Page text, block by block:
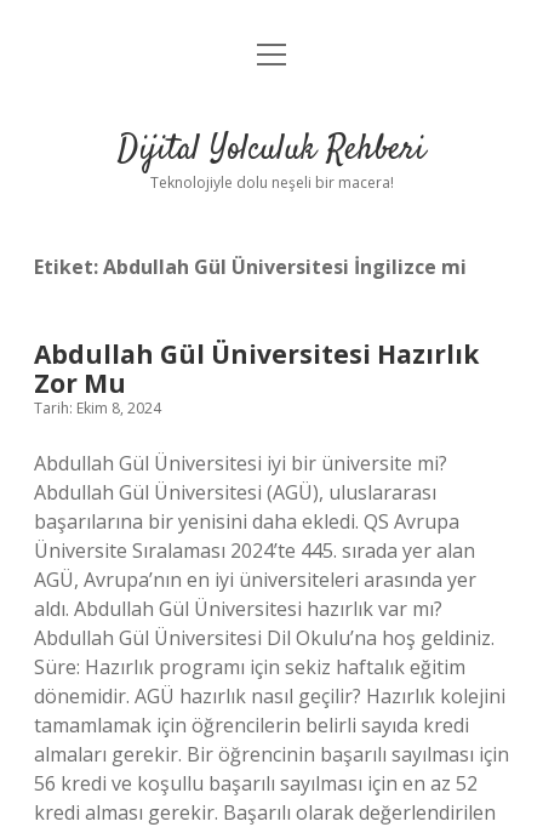
Anasayfa
Yasal Uyarı
menüyü
Dijital Yolculuk Rehberi
Teknolojiyle dolu neşeli bir macera!
Etiket:Abdullah Gül Üniversitesi İngilizce mi
Abdullah Gül Üniversitesi Hazırlık
Zor Mu
Tarih: Ekim 8, 2024
Abdullah Gül Üniversitesi iyi bir üniversite mi?
Abdullah Gül Üniversitesi (AGÜ), uluslararası
başarılarına bir yenisini daha ekledi. QS Avrupa
Üniversite Sıralaması 2024’te 445. sırada yer alan
AGÜ, Avrupa’nın en iyi üniversiteleri arasında yer
aldı. Abdullah Gül Üniversitesi hazırlık var mı?
Abdullah Gül Üniversitesi Dil Okulu’na hoş geldiniz.
Süre: Hazırlık programı için sekiz haftalık eğitim
dönemidir. AGÜ hazırlık nasıl geçilir? Hazırlık kolejini
tamamlamak için öğrencilerin belirli sayıda kredi
almaları gerekir. Bir öğrencinin başarılı sayılması için
56 kredi ve koşullu başarılı sayılması için en az 52
kredi alması gerekir. Başarılı olarak değerlendirilen